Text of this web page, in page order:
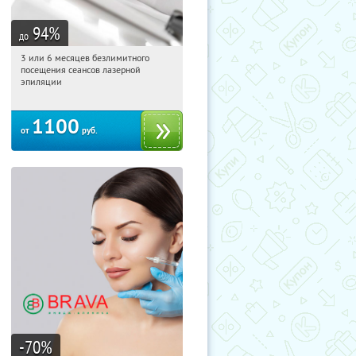
до 94%
01:27:09 Купили:
Марьино
3 или 6 месяцев безлимитного
посещения сеансов лазерной
эпиляции
от 1100 руб.
-70%